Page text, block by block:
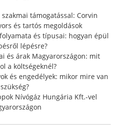
r
:
támogatással: Corvin
és tartós megoldások
és típusai: hogyan épül
lépésre?
és árak Magyarországon: mit
a költségeknél?
és engedélyek: mikor mire van
szükség?
Nívógáz Hungária Kft.-vel